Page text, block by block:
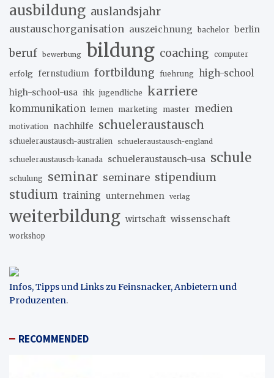
ausbildung auslandsjahr
austauschorganisation auszeichnung bachelor berlin
beruf bewerbung bildung coaching computer
erfolg fernstudium fortbildung fuehrung high-school
high-school-usa ihk jugendliche karriere
kommunikation lernen marketing master medien
motivation nachhilfe schueleraustausch
schueleraustausch-australien schueleraustausch-england
schueleraustausch-kanada schueleraustausch-usa schule
schulung seminar seminare stipendium
studium training unternehmen verlag
weiterbildung wirtschaft wissenschaft
workshop
Infos, Tipps und Links zu Feinsnacker, Anbietern und
Produzenten.
RECOMMENDED